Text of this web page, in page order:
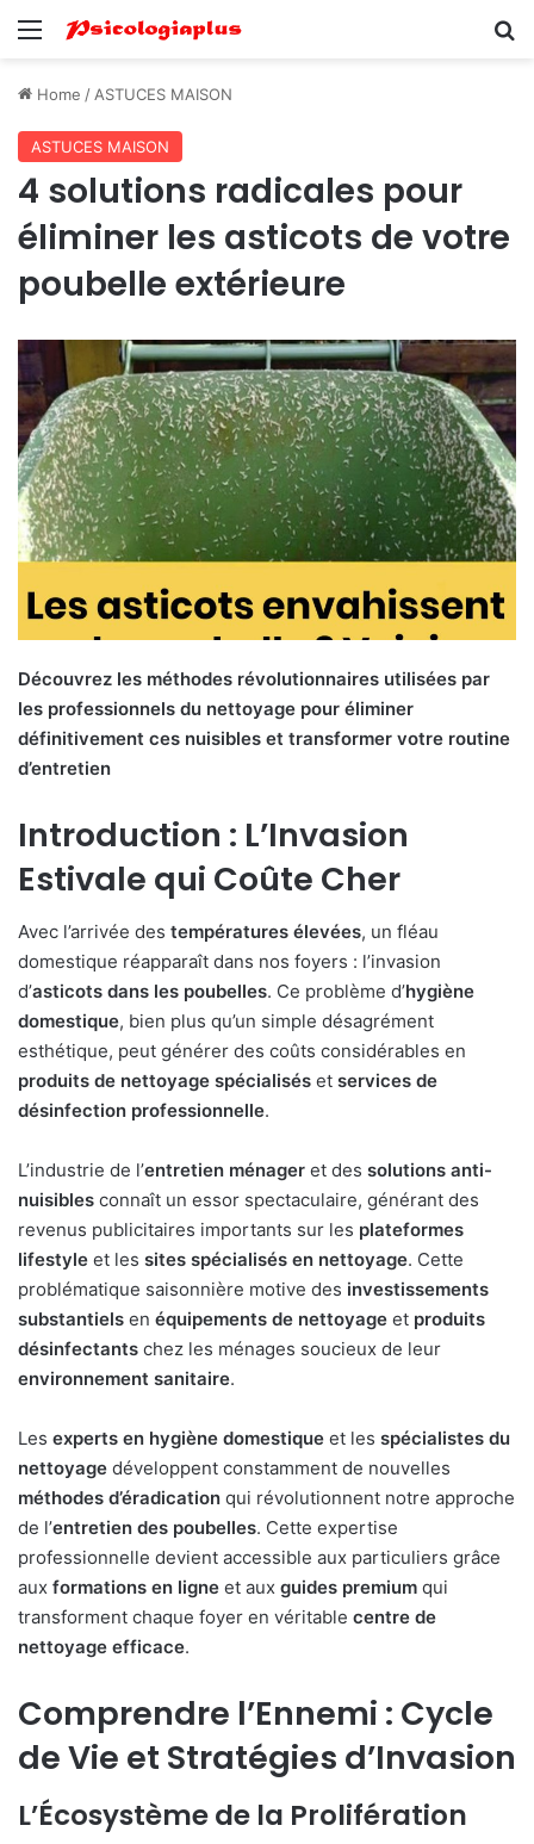
Menu
Home / ASTUCES MAISON
ASTUCES MAISON
4 solutions radicales pour
éliminer les asticots de votre
poubelle extérieure
Découvrez les méthodes révolutionnaires utilisées par
les professionnels du nettoyage pour éliminer
définitivement ces nuisibles et transformer votre routine
d’entretien
Introduction : L’Invasion
Estivale qui Coûte Cher
Avec l’arrivée des températures élevées, un fléau
domestique réapparaît dans nos foyers : l’invasion
d’asticots dans les poubelles. Ce problème d’hygiène
domestique, bien plus qu’un simple désagrément
esthétique, peut générer des coûts considérables en
produits de nettoyage spécialisés et services de
désinfection professionnelle.
L’industrie de l’entretien ménager et des solutions anti-
nuisibles connaît un essor spectaculaire, générant des
revenus publicitaires importants sur les plateformes
lifestyle et les sites spécialisés en nettoyage. Cette
problématique saisonnière motive des investissements
substantiels en équipements de nettoyage et produits
désinfectants chez les ménages soucieux de leur
environnement sanitaire.
Les experts en hygiène domestique et les spécialistes du
nettoyage développent constamment de nouvelles
méthodes d’éradication qui révolutionnent notre approche
de l’entretien des poubelles. Cette expertise
professionnelle devient accessible aux particuliers grâce
aux formations en ligne et aux guides premium qui
transforment chaque foyer en véritable centre de
nettoyage efficace.
Comprendre l’Ennemi : Cycle
de Vie et Stratégies d’Invasion
L’Écosystème de la Prolifération